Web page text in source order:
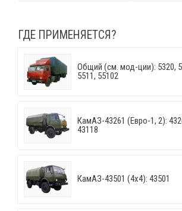
ГДЕ ПРИМЕНЯЕТСЯ?
Общий (см. мод-ции): 5320,
5511, 55102
КамАЗ-43261 (Евро-1, 2):
43118
КамАЗ-43501 (4х4): 43501